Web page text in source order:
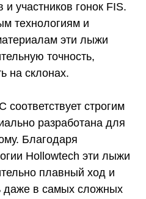
участников гонок FIS.
технологиям и
эти лыжи
точность,
на склонах.
соответствует строгим
разработана для
Благодаря
Hollowtech эти лыжи
плавный ход и
даже в самых сложных